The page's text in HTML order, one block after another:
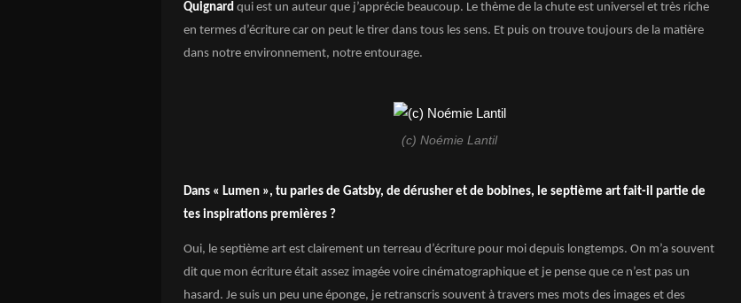
Quignard qui est un auteur que j’apprécie beaucoup. Le thème de la chute est universel et très riche
en termes d’écriture car on peut le tirer dans tous les sens. Et puis on trouve toujours de la matière
dans notre environnement, notre entourage.
(c) Noémie Lantil
Dans « Lumen », tu parles de Gatsby, de dérusher et de bobines, le septième art fait-il partie de
tes inspirations premières ?
Oui, le septième art est clairement un terreau d’écriture pour moi depuis longtemps. On m’a souvent
dit que mon écriture était assez imagée voire cinématographique et je pense que ce n’est pas un
hasard. Je suis un peu une éponge, je retranscris souvent à travers mes mots des images et des